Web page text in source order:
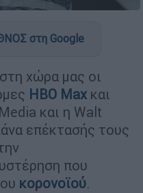
στη Google
χώρα μας οι
HBO Max και
και η Walt
επέκτασής τους
που
κορονοϊού.